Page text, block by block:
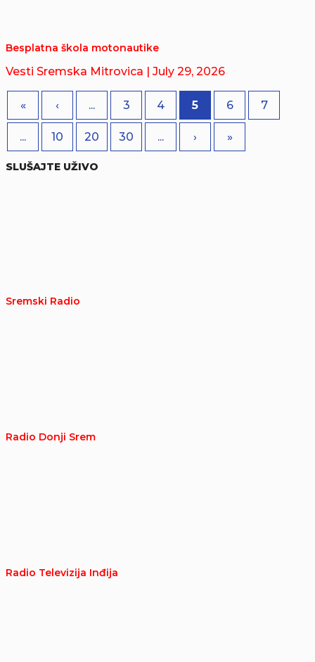
Besplatna škola motonautike
Vesti Sremska Mitrovica | July 29, 2026
« ‹ ... 3 4 5 6 7
... 10 20 30 ... › »
SLUŠAJTE UŽIVO
Sremski Radio
Radio Donji Srem
Radio Televizija Inđija